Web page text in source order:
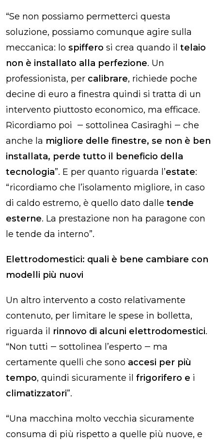
“Se non possiamo permetterci questa
soluzione, possiamo comunque agire sulla
meccanica: lo spiffero si crea quando il telaio
non è installato alla perfezione. Un
professionista, per calibrare, richiede poche
decine di euro a finestra quindi si tratta di un
intervento piuttosto economico, ma efficace.
Ricordiamo poi ‒ sottolinea Casiraghi ‒ che
anche la migliore delle finestre, se non è ben
installata, perde tutto il beneficio della
tecnologia”. E per quanto riguarda l’estate:
“ricordiamo che l’isolamento migliore, in caso
di caldo estremo, è quello dato dalle tende
esterne. La prestazione non ha paragone con
le tende da interno”.
Elettrodomestici: quali è bene cambiare con
modelli più nuovi
Un altro intervento a costo relativamente
contenuto, per limitare le spese in bolletta,
riguarda il rinnovo di alcuni elettrodomestici.
“Non tutti ‒ sottolinea l’esperto ‒ ma
certamente quelli che sono accesi per più
tempo, quindi sicuramente il frigorifero e i
climatizzatori”.
“Una macchina molto vecchia sicuramente
consuma di più rispetto a quelle più nuove, e